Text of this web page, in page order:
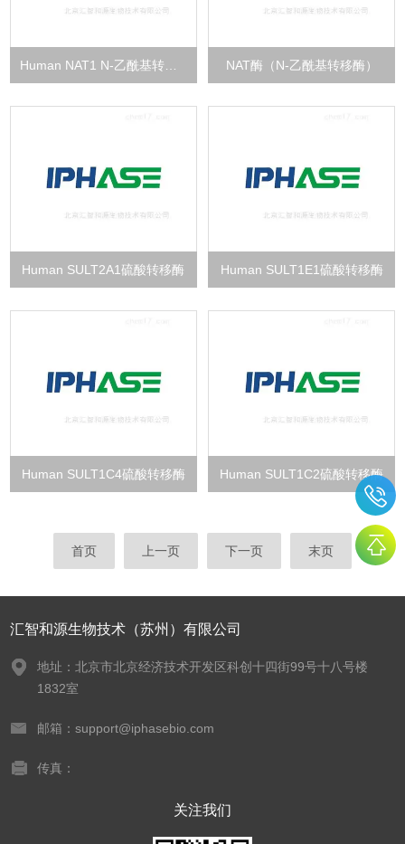
NAT酶（N-乙酰基转移酶）
Human SULT2A1硫酸转移酶 Human SULT1E1硫酸转移酶
Human SULT1C4硫酸转移酶 Human SULT1C2硫酸转移酶
首页 上一页 下一页 末页
汇智和源生物技术（苏州）有限公司
地址：北京市北京经济技术开发区科创十四街99号十八号楼
1832室
邮箱：support@iphasebio.com
传真：
关注我们